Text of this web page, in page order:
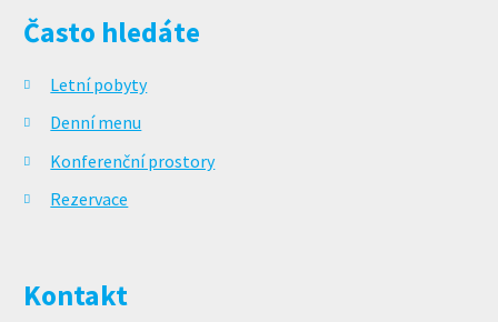
Často hledáte
Letní pobyty
Denní menu
Konferenční prostory
Rezervace
Kontakt